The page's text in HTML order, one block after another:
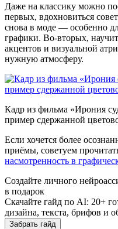
Даже на классику можно
первых, вдохновиться
снова в моде — особенно
графики. Во-вторых,
акцентов и визуальной
нужную атмосферу.
Кадр из фильма «Ирония
пример сдержанной
Если хочется более
приёмы, советуем
насмотренность в
Cоздайте личного
в подарок
Скачайте гайд по AI: 20+
дизайна, текста, брифов и
Забрать гайд